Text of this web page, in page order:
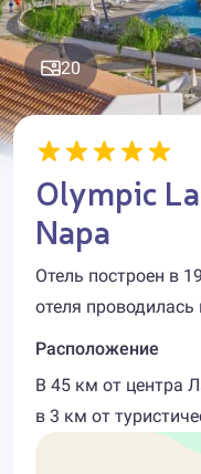
20
Olympic
Napa
Отель построен в
отеля проводилась
Расположение
В 45 км от центра
в 3 км от